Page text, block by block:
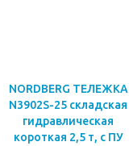
NORDBERG ТЕЛЕЖКА
N3902S-25 складская
гидравлическая
короткая 2,5 т, с ПУ